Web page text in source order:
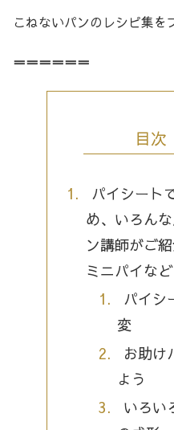
こねないパンのレシピ集を
＝＝＝＝＝＝
目次
パイシート
め、いろん
ン講師がご
ミニパイなど
パイシ
変
お助け
よう
いろい